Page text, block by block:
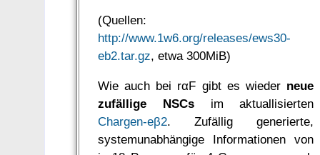
(Quellen:
http://www.1w6.org/releases/ews30-
eb2.tar.gz, etwa 300MiB)
Wie auch bei rαF gibt es wieder neue
zufällige NSCsim aktuallisierten
Chargen-eβ2. Zufällig generierte,
systemunabhängige Informationen von